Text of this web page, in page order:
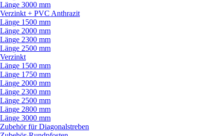
Länge 3000 mm
Verzinkt + PVC Anthrazit
Länge 1500 mm
Länge 2000 mm
Länge 2300 mm
Länge 2500 mm
Verzinkt
Länge 1500 mm
Länge 1750 mm
Länge 2000 mm
Länge 2300 mm
Länge 2500 mm
Länge 2800 mm
Länge 3000 mm
Zubehör für Diagonalstreben